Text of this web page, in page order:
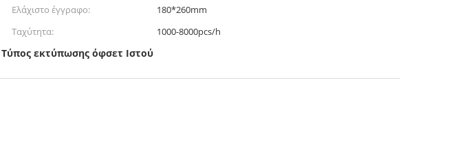
Ελάχιστο έγγραφο:
180*260mm
Ταχύτητα:
1000-8000pcs/h
Τύπος εκτύπωσης όφσετ Ιστού